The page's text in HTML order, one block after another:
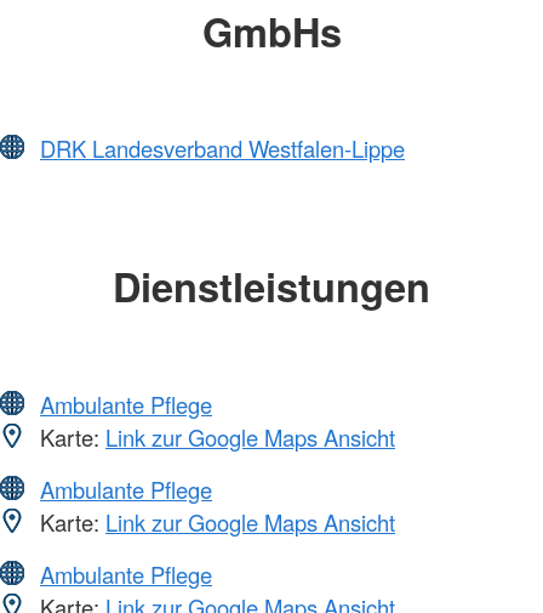
GmbHs
DRK Landesverband Westfalen-Lippe
Dienstleistungen
Ambulante Pflege
Karte: Link zur Google Maps Ansicht
Ambulante Pflege
Karte: Link zur Google Maps Ansicht
Ambulante Pflege
Karte: Link zur Google Maps Ansicht